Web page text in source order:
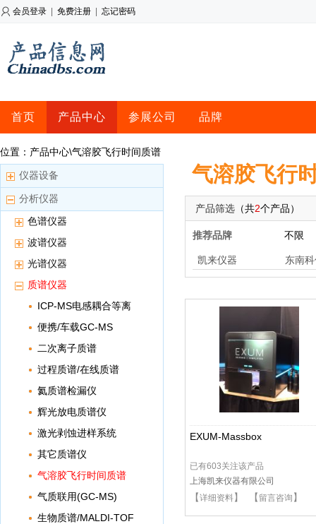
会员登录 免费注册 忘记密码
首页 产品中心 参展公司 品牌
位置：产品中心\气溶胶飞行时间质谱
仪器设备
分析仪器
色谱仪器
波谱仪器
光谱仪器
质谱仪器
ICP-MS电感耦合等离
子体质谱
便携/车载GC-MS
二次离子质谱
过程质谱/在线质谱
氦质谱检漏仪
辉光放电质谱仪
激光剥蚀进样系统
其它质谱仪
气溶胶飞行时间质谱
气质联用(GC-MS)
生物质谱/MALDI-TOF
气溶胶飞行
产品筛选 （共2个产品）
推荐品牌 不限
凯来仪器 东南
EXUM-Massbox
已有603关注该产品
上海凯来仪器有限公司
【详细资料】 【 留言咨询 】